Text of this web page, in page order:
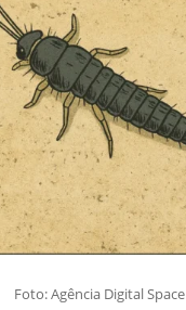
Foto: Agência Digital Space